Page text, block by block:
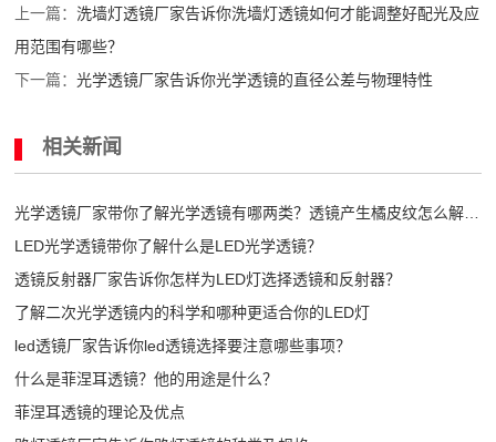
上一篇： 洗墙灯透镜厂家告诉你洗墙灯透镜如何才能调整好配光及应
用范围有哪些？
下一篇：光学透镜厂家告诉你光学透镜的直径公差与物理特性
相关新闻
光学透镜厂家带你了解光学透镜有哪两类？透镜产生橘皮纹怎么解
决？
LED光学透镜带你了解什么是LED光学透镜？
透镜反射器厂家告诉你怎样为LED灯选择透镜和反射器？
了解二次光学透镜内的科学和哪种更适合你的LED灯
led透镜厂家告诉你led透镜选择要注意哪些事项？
什么是菲涅耳透镜？他的用途是什么？
菲涅耳透镜的理论及优点